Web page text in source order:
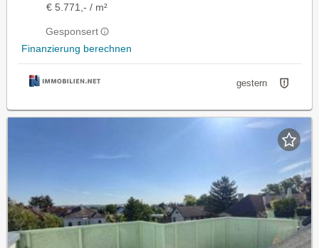
€ 5.771,- / m²
Gesponsert
Finanzierung berechnen
gestern